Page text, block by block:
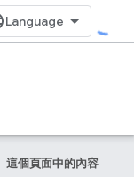
這個頁面中的內容